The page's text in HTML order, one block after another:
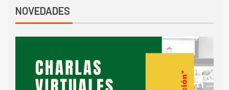
NOVEDADES